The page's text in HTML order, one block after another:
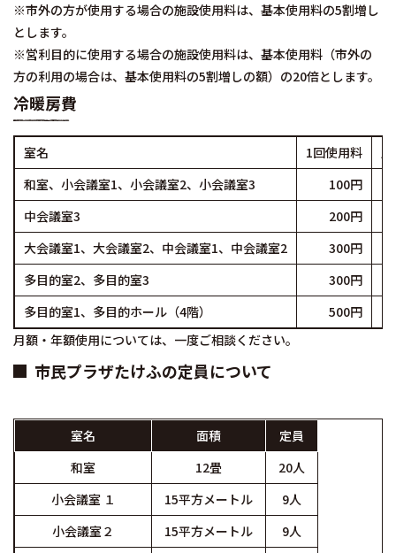
※市外の方が使用する場合の施設使用料は、基本使用料の5割増し
とします。
※営利目的に使用する場合の施設使用料は、基本使用料（市外の
方の利用の場合は、基本使用料の5割増しの額）の20倍とします。
冷暖房費
室名 1回使用料
和室、小会議室1、小会議室2、小会議室3
100円
中会議室3
200円
大会議室1、大会議室2、中会議室1、中会議室2
300円
多目的室2、多目的室3
300円
多目的室1、多目的ホール（4階）
500円
月額・年額使用については、一度ご相談ください。
市民プラザたけふの定員について
室名 面積
定員
和室
12畳
20人
小会議室 １
15平方メートル
9人
小会議室２
15平方メートル
9人